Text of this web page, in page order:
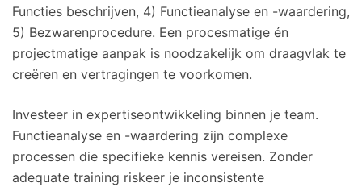
Functies beschrijven, 4) Functieanalyse en -waardering,
5) Bezwarenprocedure. Een procesmatige én
projectmatige aanpak is noodzakelijk om draagvlak te
creëren en vertragingen te voorkomen.
Investeer in expertiseontwikkeling binnen je team.
Functieanalyse en -waardering zijn complexe
processen die specifieke kennis vereisen. Zonder
adequate training riskeer je inconsistente